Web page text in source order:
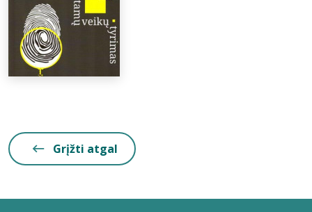
Grįžti atgal